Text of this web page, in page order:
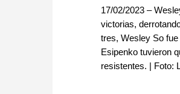
17/02/2023 –
victorias,
tres, Wesley So
Esipenko tuvieron
resistentes. | Foto: